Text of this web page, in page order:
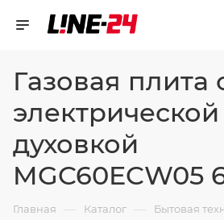
Газовая плита
электрической
духовкой
MGC60ECW05
Главная — Каталог — Бытовая